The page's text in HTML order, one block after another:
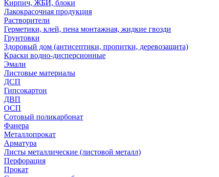
Кирпич, ЖБИ, блоки
Лакокрасочная продукция
Растворители
Герметики, клей, пена монтажная, жидкие гвозди
Грунтовки
Здоровый дом (антисептики, пропитки, деревозащита)
Краски водно-дисперсионные
Эмали
Листовые материалы
ДСП
Гипсокартон
ДВП
ОСП
Сотовый поликарбонат
Фанера
Металлопрокат
Арматура
Листы металлические (листовой металл)
Перфорация
Прокат